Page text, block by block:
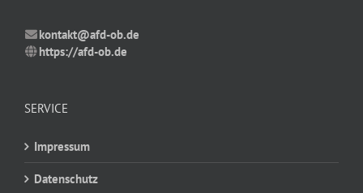
kontakt@afd-ob.de
https://afd-ob.de
SERVICE
Impressum
Datenschutz